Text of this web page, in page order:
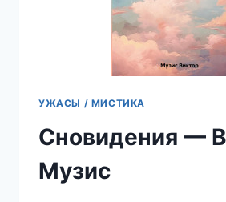
УЖАСЫ / МИСТИКА
Сновидения —
Музис